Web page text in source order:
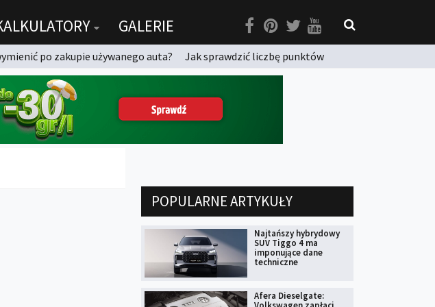
GALERIE
po zakupie używanego auta?
Jak sprawdzić liczbę punktów
POPULARNE ARTYKUŁY
Najtańszy hybrydowy
SUV Tiggo 4 ma
imponujące dane
techniczne
Afera Dieselgate: